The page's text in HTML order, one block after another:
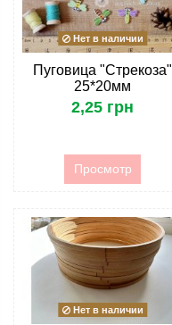
Нет в наличии
Пуговица "Стрекоза"
25*20мм
2,25 грн
Просмотр
Нет в наличии